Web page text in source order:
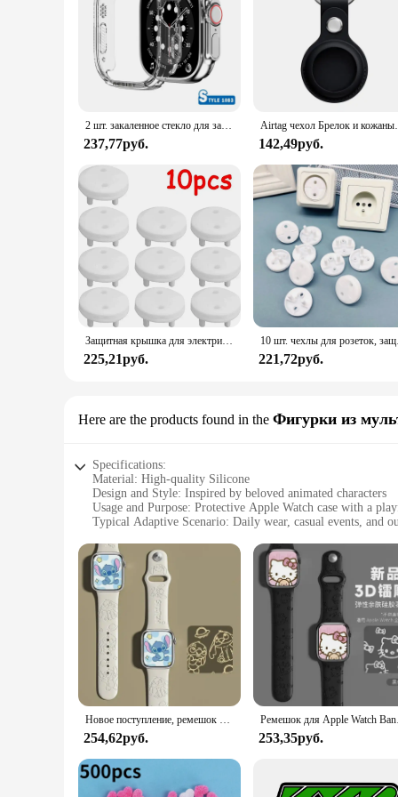
2 шт. закаленное стекло для защиты экрана + защитный чехол для Apple Watch Ultra 49 мм для Hello Watch 3 Plus HK9 Ultra 2 аксессуары
237,77руб.
Airtag чехол Брелок и
142,49руб.
Защитная крышка для электрической розетки, Белый защитный чехол для ухода за ребенком, с защитой от поражения электрическим током
225,21руб.
10 шт. чехлы
221,72руб.
Here are the products found in the Фигурки из
Specifications:
Material: High-quality Silicone
Design and Style: Inspired by beloved animated characters
Usage and Purpose: Protective Apple Watch case with a
Typical Adaptive Scenario: Daily wear, casual events, and
Performance and Property: Durable and easy to clean
Features:
|Wholesale|Vendors|
**Unmatched Protection and Style**
The LϟK Apple Watch Case is not just an accessory; it's a
scratches, bumps, and minor drops. Its durable material
**Versatile and Adaptable**
This case is designed to adapt to your lifestyle, whether
models, ensuring that your device remains snug and
characters, is sure to turn heads and spark conversations.
**A Gift for Apple Watch Enthusiasts**
Looking for a thoughtful gift for an Apple Watch
touch to your Apple Watch. Whether you're looking to
Новое поступление, ремешок Disney Stitch для Apple Watch, ремешок 38 мм, 40 мм, 41 мм, 42 мм, 43 мм, 44 мм, силиконовый спортивный браслет в стиле аниме IWatch 8 Ultra
254,62руб.
Ремешок для
253,35руб.